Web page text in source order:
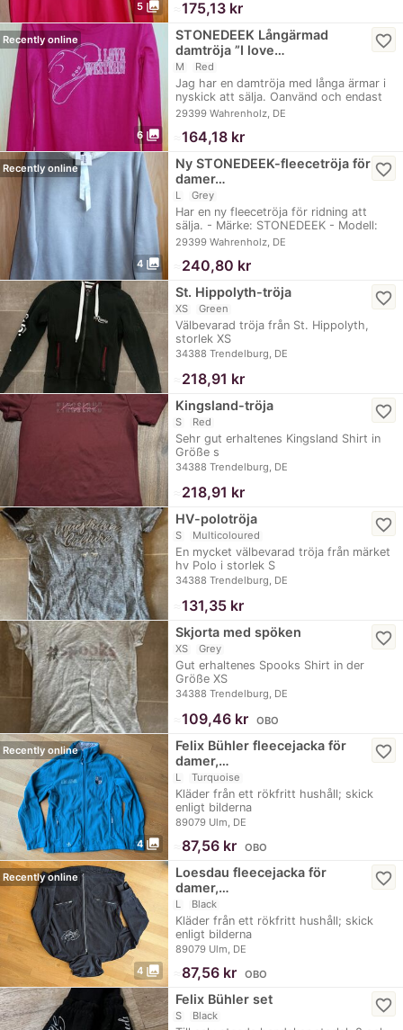
5 photo_library 175,13 kr
6 photo_library
Recently online
STONEDEEK Långärmad
damtröja ”I love…
M Red
Jag har en damtröja med långa ärmar i
nyskick att sälja. Oanvänd och endast
förtvättad…
29399 Wahrenholz, DE
favorite_border
164,18 kr
4 photo_library
Recently online
Ny STONEDEEK-fleecetröja för
damer…
L Grey
Har en ny fleecetröja för ridning att
sälja. - Märke: STONEDEEK - Modell:
Lucy -…
29399 Wahrenholz, DE
favorite_border
240,80 kr
St. Hippolyth-tröja
XS Green
Välbevarad tröja från St. Hippolyth,
storlek XS
34388 Trendelburg, DE
favorite_border
218,91 kr
Kingsland-tröja
S Red
Sehr gut erhaltenes Kingsland Shirt in
Größe s
34388 Trendelburg, DE
favorite_border
218,91 kr
HV-polotröja
S Multicoloured
En mycket välbevarad tröja från märket
hv Polo i storlek S
34388 Trendelburg, DE
favorite_border
131,35 kr
Skjorta med spöken
XS Grey
Gut erhaltenes Spooks Shirt in der
Größe XS
34388 Trendelburg, DE
favorite_border
109,46 kr OBO
4 photo_library
Recently online
Felix Bühler fleecejacka för
damer,…
L Turquoise
Kläder från ett rökfritt hushåll; skick
enligt bilderna
89079 Ulm, DE
favorite_border
87,56 kr OBO
4 photo_library
Recently online
Loesdau fleecejacka för
damer,…
L Black
Kläder från ett rökfritt hushåll; skick
enligt bilderna
89079 Ulm, DE
favorite_border
87,56 kr OBO
Felix Bühler set
S Black
favorite_border